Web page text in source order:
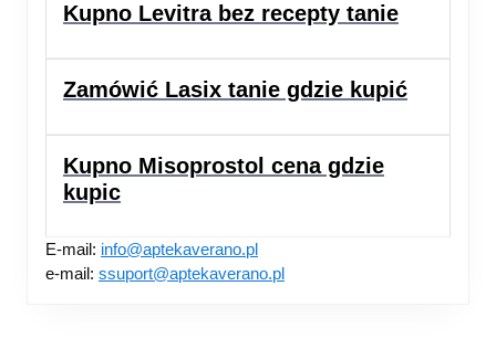
Kupno Levitra bez recepty tanie
Zamówić Lasix tanie gdzie kupić
Kupno Misoprostol cena gdzie
kupic
E-mail: info@aptekaverano.pl
e-mail: ssuport@aptekaverano.pl